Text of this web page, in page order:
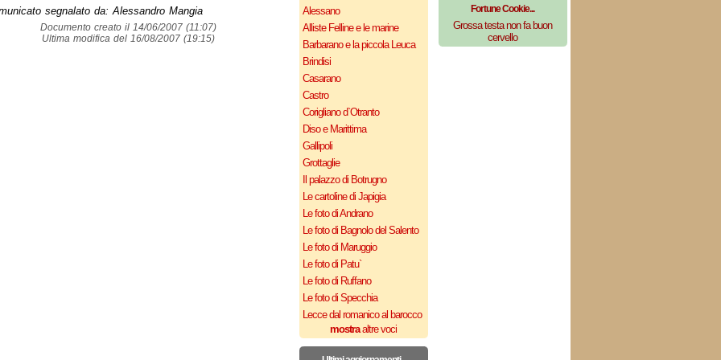
Alessano
Alliste Felline e le marine
Barbarano e la piccola Leuca
Brindisi
Casarano
Castro
Corigliano d`Otranto
Diso e Marittima
Gallipoli
Grottaglie
Il palazzo di Botrugno
Le cartoline di Japigia
Le foto di Andrano
Le foto di Bagnolo del Salento
Le foto di Maruggio
Le foto di Patu`
Le foto di Ruffano
Le foto di Specchia
Lecce dal romanico al barocco
mostraaltre voci
segnalato da: Alessandro Mangia
Documento creato il 14/06/2007 (11:07)
Ultima modifica del 16/08/2007 (19:15)
Fortune Cookie...
Grossa testa non fa buon
cervello